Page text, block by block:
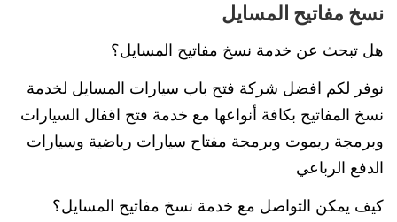
نسخ مفاتيح المسايل
هل تبحث عن خدمة نسخ مفاتيح المسايل؟
نوفر لكم افضل شركة فتح باب سيارات المسايل لخدمة
نسخ المفاتيح بكافة أنواعها مع خدمة فتح اقفال السيارات
وبرمجة ريموت وبرمجة مفتاح سيارات رياضية وسيارات
الدفع الرباعي
كيف يمكن التواصل مع خدمة نسخ مفاتيح المسايل؟